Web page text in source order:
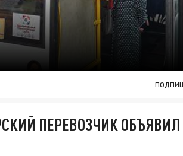
ПЕРЕВОЗЧИК ОБЪЯВИЛ